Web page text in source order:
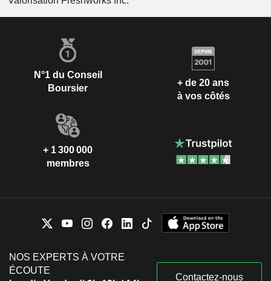
N°1 du Conseil
Boursier
+ de 20 ans
à vos côtés
+ 1 300 000
membres
NOS EXPERTS À VOTRE
ÉCOUTE
Contactez-nous